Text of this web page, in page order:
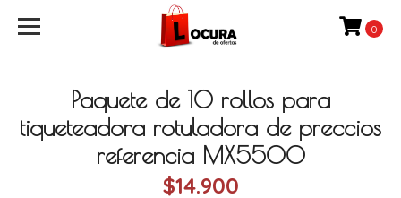
0
Paquete de 10 rollos para
tiqueteadora rotuladora de preccios
referencia MX5500
$14.900